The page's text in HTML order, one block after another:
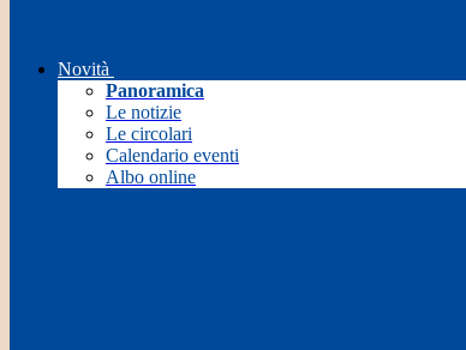
Novità
Panoramica
Le notizie
Le circolari
Calendario eventi
Albo online